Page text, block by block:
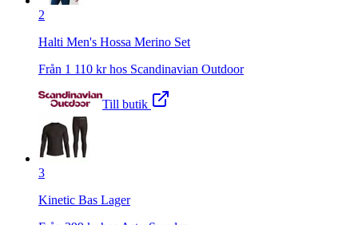
2
Halti Men's Hossa Merino Set
Från 1 110 kr hos Scandinavian Outdoor
Till butik
3
Kinetic Bas Lager